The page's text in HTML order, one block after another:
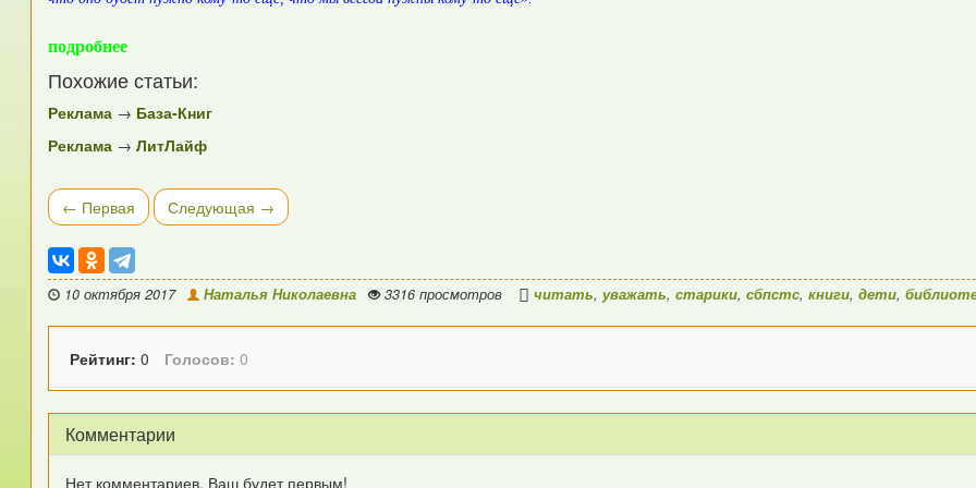
подробнее
Похожие статьи:
Реклама → База-Книг
Реклама →ЛитЛайф
← Первая Следующая →
10 октября 2017 Наталья Николаевна 3316 просмотров читать,уважать,старики,сбпстс,книги,дети,
Рейтинг:0 Голосов: 0
Комментарии
Нет комментариев. Ваш будет первым!